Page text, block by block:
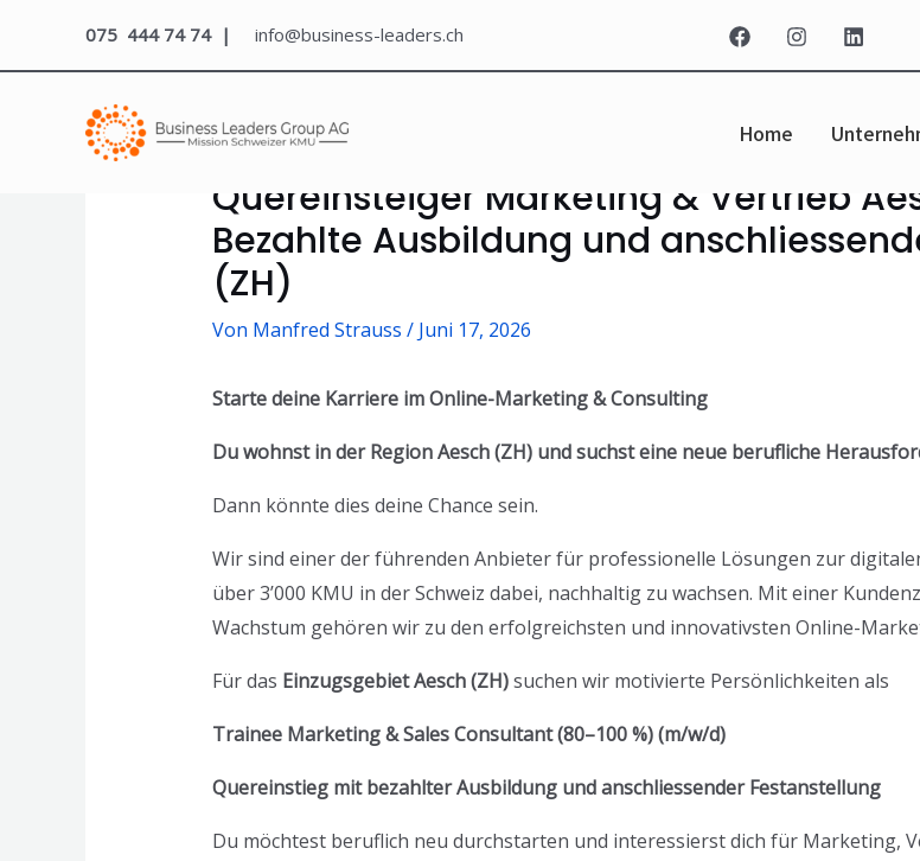
075 444 74 74 | info@business-leaders.ch
Home
Quereinsteiger Marketing & Vertrieb
Bezahlte Ausbildung und
(ZH)
Von Manfred Strauss / Juni 17, 2026
Starte deine Karriere im Online-Marketing & Consulting
Du wohnst in der Region Aesch (ZH) und suchst eine neue berufliche
Dann könnte dies deine Chance sein.
Wir sind einer der führenden Anbieter für professionelle Lösungen zur
über 3’000 KMU in der Schweiz dabei, nachhaltig zu wachsen. Mit einer
Wachstum gehören wir zu den erfolgreichsten und innovativsten Online-
Für das Einzugsgebiet Aesch (ZH)suchen wir motivierte Persönlichkeiten als
Trainee Marketing & Sales Consultant (80–100 %) (m/w/d)
Quereinstieg mit bezahlter Ausbildung und anschliessender Festanstellung
Du möchtest beruflich neu durchstarten und interessierst dich für Marketing,